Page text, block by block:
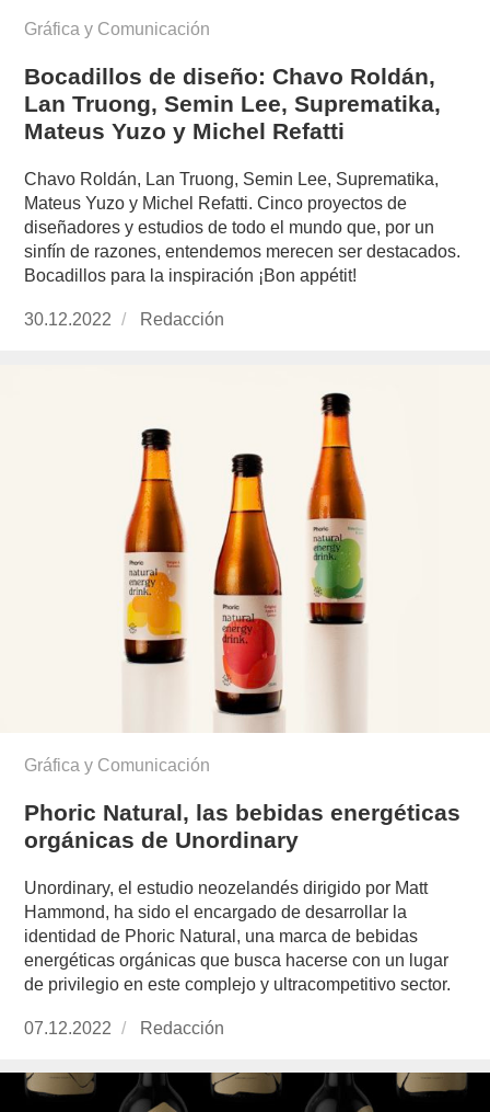
Gráfica y Comunicación
Bocadillos de diseño: Chavo Roldán,
Lan Truong, Semin Lee, Suprematika,
Mateus Yuzo y Michel Refatti
Chavo Roldán, Lan Truong, Semin Lee, Suprematika,
Mateus Yuzo y Michel Refatti. Cinco proyectos de
diseñadores y estudios de todo el mundo que, por un
sinfín de razones, entendemos merecen ser destacados.
Bocadillos para la inspiración ¡Bon appétit!
Publicado
30.12.2022 https://www.experimenta.es/author/redaccion/
Redacción
Gráfica y Comunicación
Phoric Natural, las bebidas energéticas
orgánicas de Unordinary
Unordinary, el estudio neozelandés dirigido por Matt
Hammond, ha sido el encargado de desarrollar la
identidad de Phoric Natural, una marca de bebidas
energéticas orgánicas que busca hacerse con un lugar
de privilegio en este complejo y ultracompetitivo sector.
Publicado
07.12.2022 https://www.experimenta.es/author/redaccion/
Redacción